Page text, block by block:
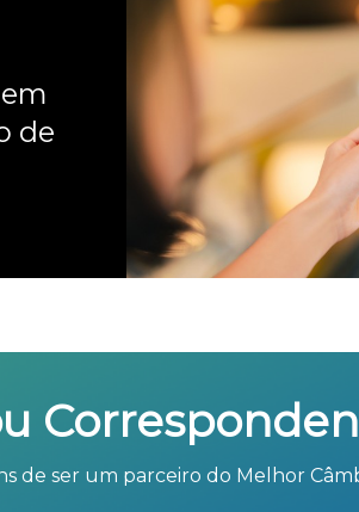
de
de ser um parceiro do Melhor